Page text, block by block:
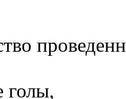
голы,